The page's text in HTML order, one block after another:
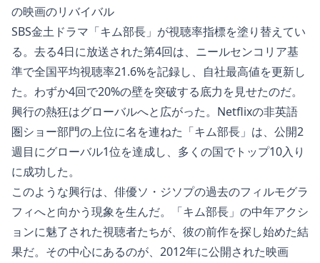
の映画のリバイバル
SBS金土ドラマ「キム部長」が視聴率指標を塗り替えてい
る。去る4日に放送された第4回は、ニールセンコリア基
準で全国平均視聴率21.6%を記録し、自社最高値を更新し
た。わずか4回で20%の壁を突破する底力を見せたのだ。
興行の熱狂はグローバルへと広がった。Netflixの非英語
圏ショー部門の上位に名を連ねた「キム部長」は、公開2
週目にグローバル1位を達成し、多くの国でトップ10入り
に成功した。
このような興行は、俳優ソ・ジソプの過去のフィルモグラ
フィへと向かう現象を生んだ。「キム部長」の中年アクシ
ョンに魅了された視聴者たちが、彼の前作を探し始めた結
果だ。その中心にあるのが、2012年に公開された映画